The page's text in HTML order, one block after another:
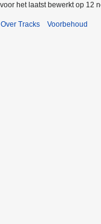
het laatst bewerkt op 12
Over Tracks Voorbehoud